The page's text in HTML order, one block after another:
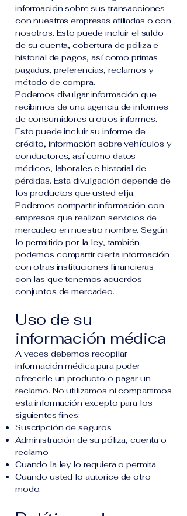
información sobre sus transacciones
con nuestras empresas afiliadas o con
nosotros. Esto puede incluir el saldo
de su cuenta, cobertura de póliza e
historial de pagos, así como primas
pagadas, preferencias, reclamos y
método de compra.
Podemos divulgar información que
recibimos de una agencia de informes
de consumidores u otros informes.
Esto puede incluir su informe de
crédito, información sobre vehículos y
conductores, así como datos
médicos, laborales e historial de
pérdidas. Esta divulgación depende de
los productos que usted elija.
Podemos compartir información con
empresas que realizan servicios de
mercadeo en nuestro nombre. Según
lo permitido por la ley, también
podemos compartir cierta información
con otras instituciones financieras
con las que tenemos acuerdos
conjuntos de mercadeo.
Uso de su
información médica
A veces debemos recopilar
información médica para poder
ofrecerle un producto o pagar un
reclamo. No utilizamos ni compartimos
esta información excepto para los
siguientes fines:
Suscripción de seguros
Administración de su póliza, cuenta o
reclamo
Cuando la ley lo requiera o permita
Cuando usted lo autorice de otro
modo.